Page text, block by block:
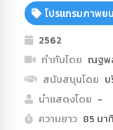
โปรแกรมภาพ
2562
กำกับโดย ณฐพ
สนับสนุนโดย
นำแสดงโดย -
ความยาว 85 นา